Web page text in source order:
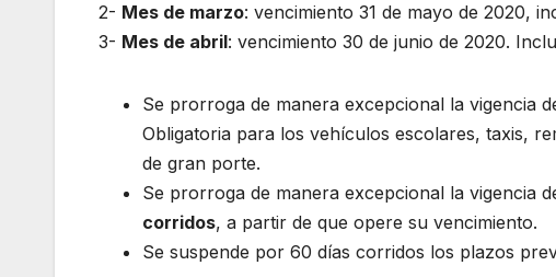
2- Mes de marzo: vencimiento 31 de mayo de 2020,
3- Mes de abril: vencimiento 30 de junio de 2020.
Se prorroga de manera excepcional la vigencia
Obligatoria para los vehículos escolares, taxis,
de gran porte.
Se prorroga de manera excepcional la vigencia
corridos, a partir de que opere su vencimiento.
Se suspende por 60 días corridos los plazos